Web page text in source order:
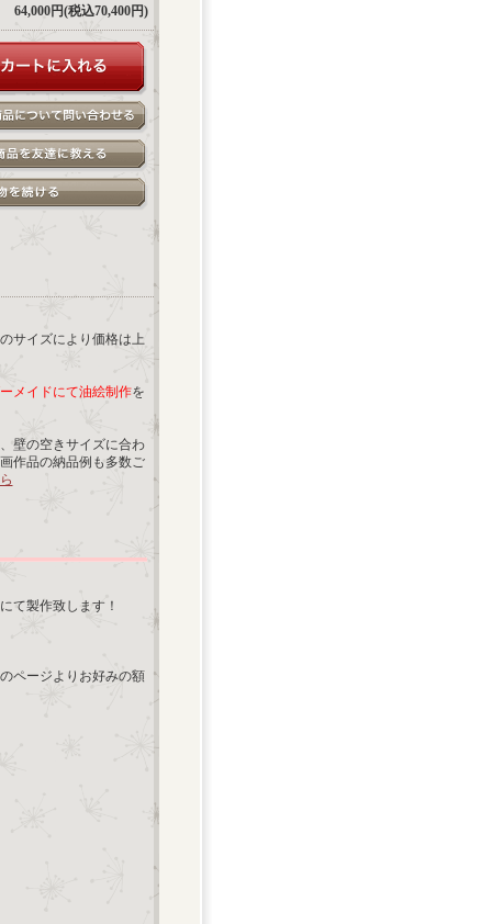
64,000円(税込70,400円)
サイズにより価格は上
メイドにて油絵制作を
壁の空きサイズに合わ
作品の納品例も多数ご
にて製作致します！
ページよりお好みの額